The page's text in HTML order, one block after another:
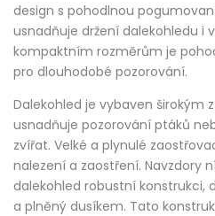
design s pohodlnou
usnadňuje držení dalekohledu i
kompaktním rozměrům je
pro dlouhodobé pozorování.
Dalekohled je vybaven širokým
usnadňuje pozorování ptáků
zvířat. Velké a plynulé
nalezení a zaostření. Navzdory
dalekohled robustní konstrukci,
a plněný dusíkem. Tato